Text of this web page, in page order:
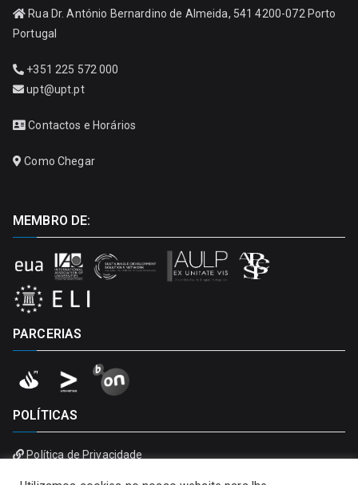
Rua Dr. António Bernardino de Almeida, 541 4200-072 Porto
Portugal
+351 225 572 000
upt@upt.pt
Contactos e Horários
Como Chegar
MEMBRO DE:
PARCERIAS
POLÍTICAS
Política de Privacidade